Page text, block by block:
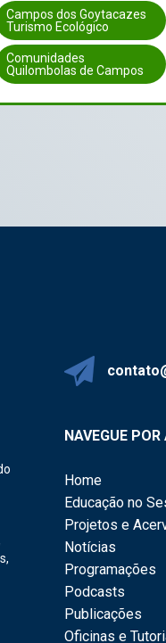
Campos dos Goytacazes
Turismo Ecológico
Comunidades
Quilombolas de Campos
NAVEGUE POR
Home
Educação no
Projetos e
Notícias
Programações
Podcasts
Publicações
Oficinas e